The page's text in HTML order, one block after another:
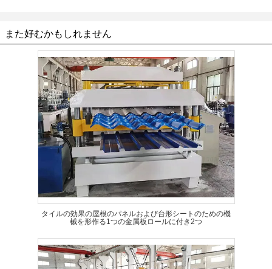
また好むかもしれません
タイルの効果の屋根のパネルおよび台形シートのための機
械を形作る1つの金属板ロールに付き2つ